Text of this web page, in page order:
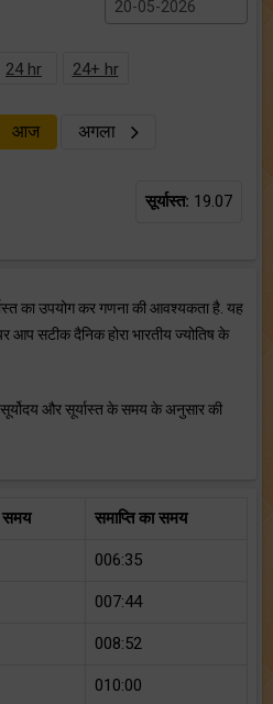
24 hr 24+ hr
आज अगला
सूर्यास्त: 19.07
का उपयोग कर गणना की आवश्यकता है. यह
आप सटीक दैनिक होरा भारतीय ज्योतिष के
और सूर्यास्त के समय के अनुसार की
समाप्ति का समय
006:35
007:44
008:52
010:00